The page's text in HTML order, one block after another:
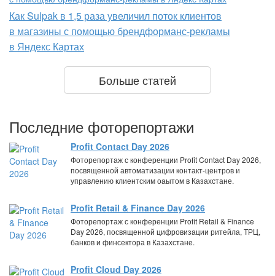
Как Sulpak в 1,5 раза увеличил поток клиентов
в магазины с помощью брендформанс-рекламы
в Яндекс Картах
Больше статей
Последние фоторепортажи
Profit Contact Day 2026
Фоторепортаж с конференции Profit Contact Day 2026,
посвященной автоматизации контакт-центров и
управлению клиентским оаытом в Казахстане.
Profit Retail & Finance Day 2026
Фоторепортаж с конференции Profit Retail & Finance
Day 2026, посвященной цифровизации ритейла, ТРЦ,
банков и финсектора в Казахстане.
Profit Cloud Day 2026